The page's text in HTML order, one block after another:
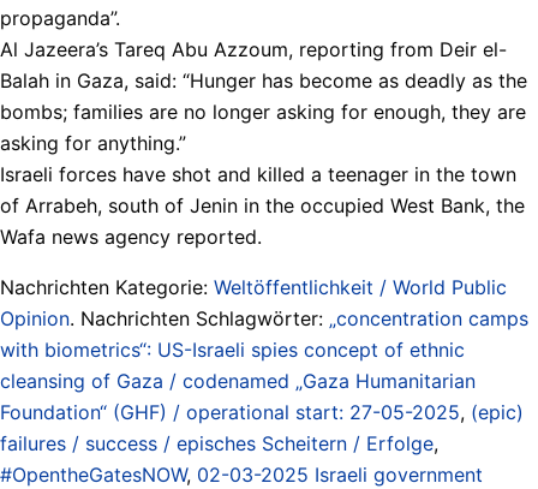
propaganda”.
Al Jazeera’s Tareq Abu Azzoum, reporting from Deir el-
Balah in Gaza, said: “Hunger has become as deadly as the
bombs; families are no longer asking for enough, they are
asking for anything.”
Israeli forces have shot and killed a teenager in the town
of Arrabeh, south of Jenin in the occupied West Bank, the
Wafa news agency reported.
Nachrichten Kategorie: Weltöffentlichkeit / World Public
Opinion. Nachrichten Schlagwörter: „concentration camps
with biometrics“: US-Israeli spies concept of ethnic
cleansing of Gaza / codenamed „Gaza Humanitarian
Foundation“ (GHF) / operational start: 27-05-2025, (epic)
failures / success / episches Scheitern / Erfolge,
#OpentheGatesNOW, 02-03-2025 Israeli government